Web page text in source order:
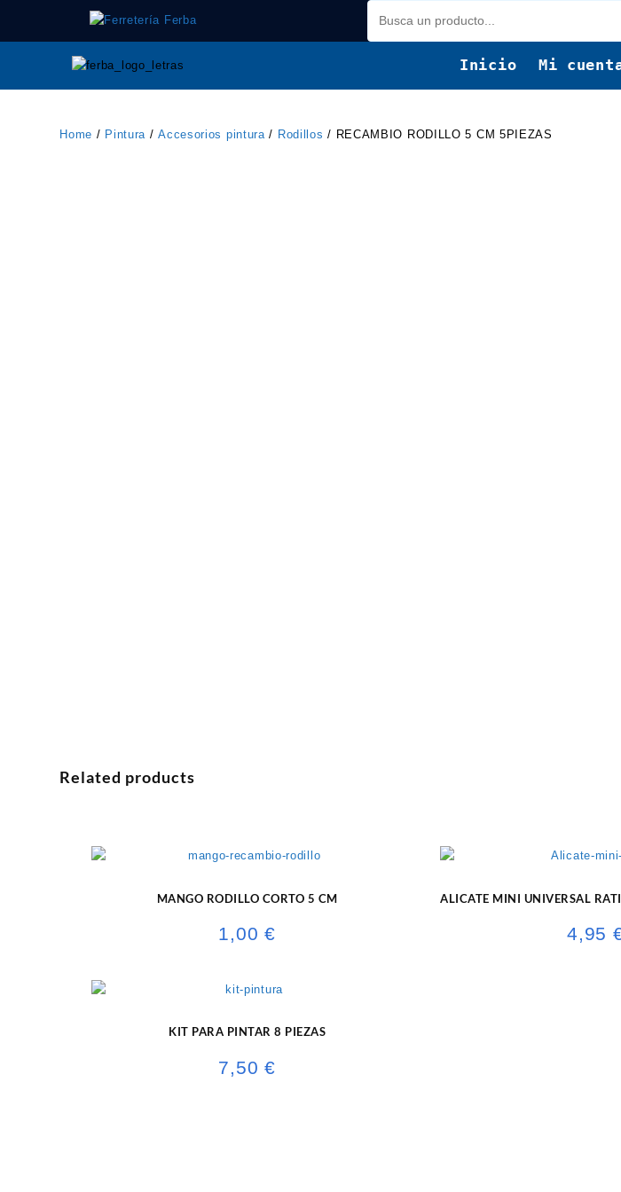
contenido
Inicio Mi
Home / Pintura /Accesorios pintura / Rodillos / RECAMBIO RODILLO 5 CM 5PIEZAS
Related products
MANGO RODILLO CORTO 5 CM
1,00 €
ALICATE MINI UNIVERSAL
4,95
KIT PARA PINTAR 8 PIEZAS
7,50 €